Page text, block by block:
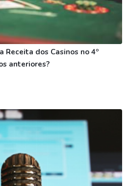
Receita dos Casinos no 4º
anteriores?